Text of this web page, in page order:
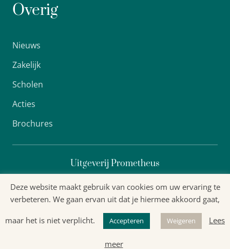
Overig
Nieuws
Zakelijk
Scholen
Acties
Brochures
Uitgeverij Prometheus
Privacyverklaring
Algemene voorwaarden
Deze website maakt gebruik van cookies om uw ervaring te
verbeteren. We gaan ervan uit dat je hiermee akkoord gaat,
maar het is niet verplicht. Accepteren Weigeren Lees
meer